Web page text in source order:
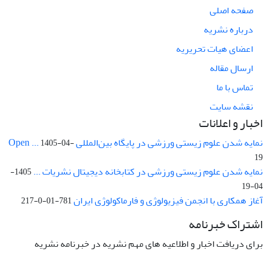
صفحه اصلی
درباره نشریه
اعضای هیات تحریریه
ارسال مقاله
تماس با ما
نقشه سایت
اخبار و اعلانات
نمایه شدن علوم زیستی ورزشی در پایگاه بین‌المللی Open ...1405-04-
19
نمایه شدن علوم زیستی ورزشی در کتابخانه دیجیتال نشریات ...
1405-
04-19
آغاز همکاری با انجمن فیزیولوژی و فارماکولوژی ایران781-01-0-217
اشتراک خبرنامه
برای دریافت اخبار و اطلاعیه های مهم نشریه در خبرنامه نشریه